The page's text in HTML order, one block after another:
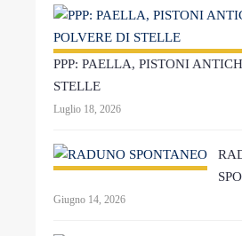
PPP: PAELLA, PISTONI
STELLE
Luglio 18, 2026
Giugno 14, 2026